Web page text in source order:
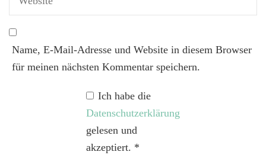
Name, E-Mail-Adresse und Website in diesem Browser
für meinen nächsten Kommentar speichern.
Ich habe die
Datenschutzerklärung
gelesen und
akzeptiert. *